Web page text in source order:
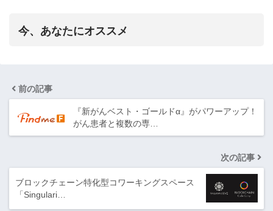
今、あなたにオススメ
前の記事
『新がんベスト・ゴールドα』がパワーアップ！
がん患者と複数の専…
次の記事
ブロックチェーン特化型コワーキングスペース
「Singulari…